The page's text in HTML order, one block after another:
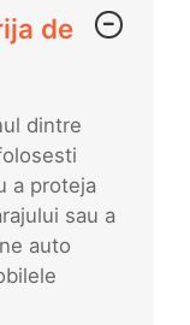
de
dintre
a proteja
sau a
auto